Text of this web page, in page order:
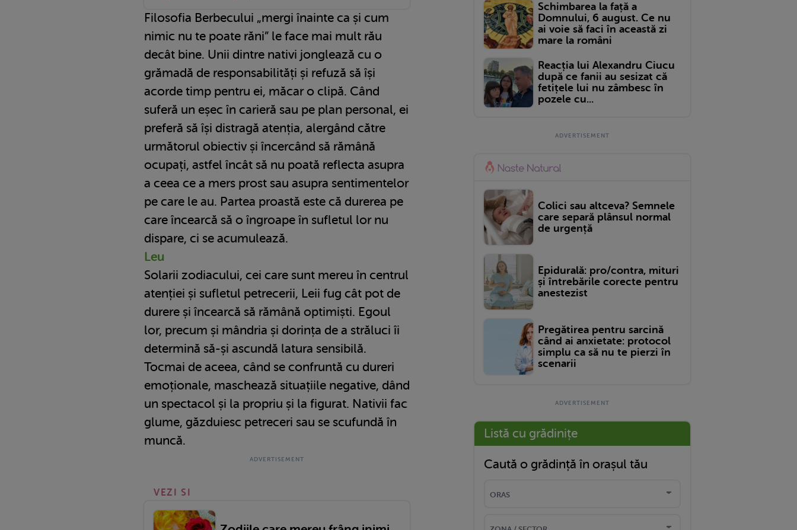
Filosofia Berbecului „mergi înainte ca și cum
nimic nu te poate răni” le face mai mult rău
decât bine. Unii dintre nativi jonglează cu o
grămadă de responsabilități și refuză să își
acorde timp pentru ei, măcar o clipă. Când
suferă un eșec în carieră sau pe plan personal, ei
preferă să își distragă atenția, alergând către
următorul obiectiv și încercând să rămână
ocupați, astfel încât să nu poată reflecta asupra
a ceea ce a mers prost sau asupra sentimentelor
pe care le au. Partea proastă este că durerea pe
care încearcă să o îngroape în sufletul lor nu
dispare, ci se acumulează.
Leu
Solarii zodiacului, cei care sunt mereu în centrul
atenției și sufletul petrecerii, Leii fug cât pot de
durere și încearcă să rămână optimiști. Egoul
lor, precum și mândria și dorința de a străluci îi
determină să-și ascundă latura sensibilă.
Tocmai de aceea, când se confruntă cu dureri
emoționale, maschează situațiile negative, dând
un spectacol și la propriu și la figurat. Nativii fac
glume, găzduiesc petreceri sau se scufundă în
muncă.
VEZI SI
Schimbarea la față a
Domnului, 6 august. Ce nu
ai voie să faci în această zi
mare la români
Reacția lui Alexandru Ciucu
după ce fanii au sesizat că
fetițele lui nu zâmbesc în
pozele cu...
Colici sau altceva? Semnele
care separă plânsul normal
de urgență
Epidurală: pro/contra, mituri
și întrebările corecte pentru
anestezist
Pregătirea pentru sarcină
când ai anxietate: protocol
simplu ca să nu te pierzi în
scenarii
Listă cu grădinițe
Caută o grădință în orașul tău